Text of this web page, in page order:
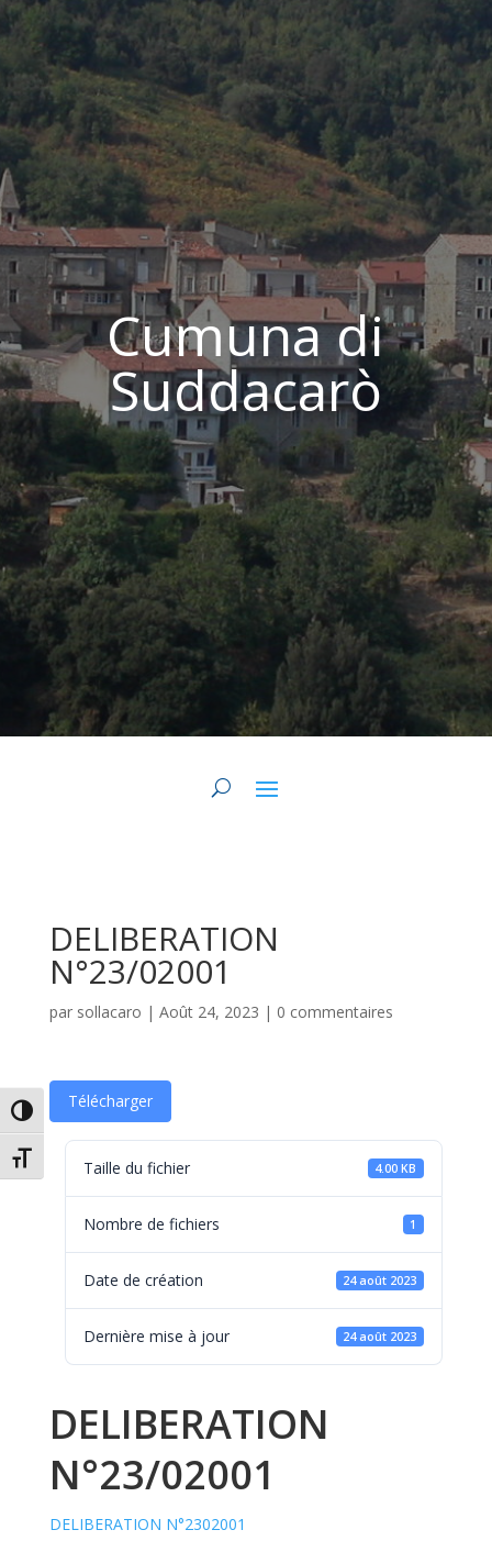
Passer en contraste élevé
Changer la taille de la police
Cumuna di
Suddacarò
DELIBERATION
N°23/02001
par sollacaro | Août 24, 2023 | 0 commentaires
Télécharger
Taille du fichier 4.00 KB
Nombre de fichiers 1
Date de création 24 août 2023
Dernière mise à jour 24 août 2023
DELIBERATION
N°23/02001
DELIBERATION N°2302001